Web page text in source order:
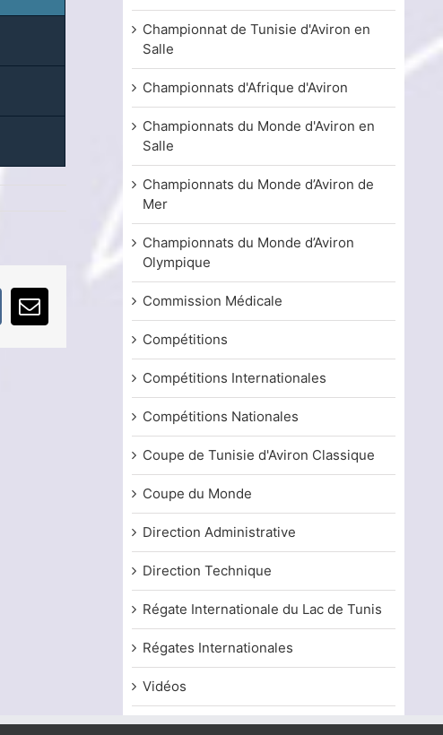
Email
Championnat de Tunisie d'Aviron en
Salle
Championnats d'Afrique d'Aviron
Championnats du Monde d'Aviron en
Salle
Championnats du Monde d’Aviron de
Mer
Championnats du Monde d’Aviron
Olympique
Commission Médicale
Compétitions
Compétitions Internationales
Compétitions Nationales
Coupe de Tunisie d'Aviron Classique
Coupe du Monde
Direction Administrative
Direction Technique
Régate Internationale du Lac de Tunis
Régates Internationales
Vidéos